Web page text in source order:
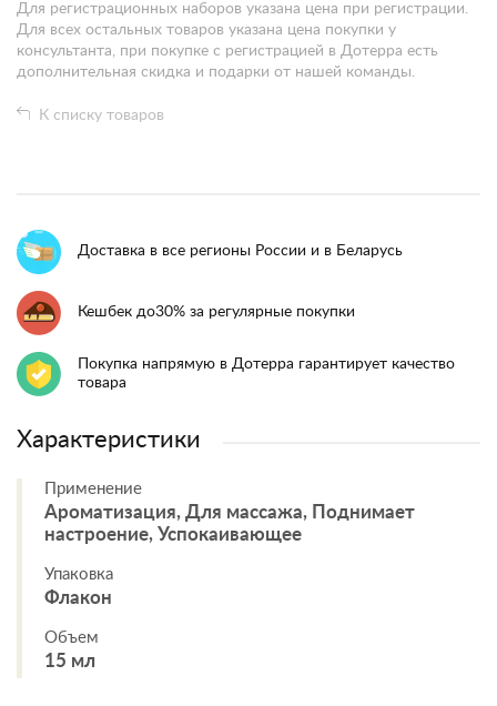
Для регистрационных наборов указана цена при регистрации.
Для всех остальных товаров указана цена покупки у
консультанта, при покупке с регистрацией в Дотерра есть
дополнительная скидка и подарки от нашей команды.
К списку товаров
Доставка в все регионы России и в Беларусь
Кешбек до30% за регулярные покупки
Покупка напрямую в Дотерра гарантирует качество
товара
Характеристики
Применение
Ароматизация, Для массажа, Поднимает
настроение, Успокаивающее
Упаковка
Флакон
Объем
15 мл